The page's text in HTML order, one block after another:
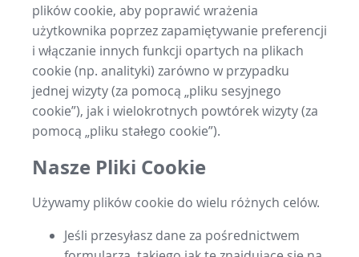
plików cookie, aby poprawić wrażenia
użytkownika poprzez zapamiętywanie preferencji
i włączanie innych funkcji opartych na plikach
cookie (np. analityki) zarówno w przypadku
jednej wizyty (za pomocą „pliku sesyjnego
cookie”), jak i wielokrotnych powtórek wizyty (za
pomocą „pliku stałego cookie”).
Nasze Pliki Cookie
Używamy plików cookie do wielu różnych celów.
Jeśli przesyłasz dane za pośrednictwem